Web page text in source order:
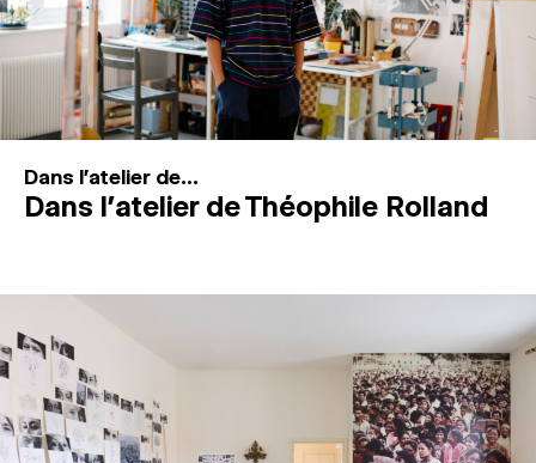
Connexion
↓
Dans l'atelier de...
Dans l’atelier de Théophile Rolland